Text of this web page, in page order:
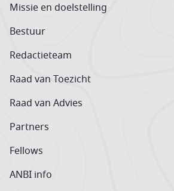
Missie en doelstelling
Bestuur
Redactieteam
Raad van Toezicht
Raad van Advies
Partners
Fellows
ANBI info